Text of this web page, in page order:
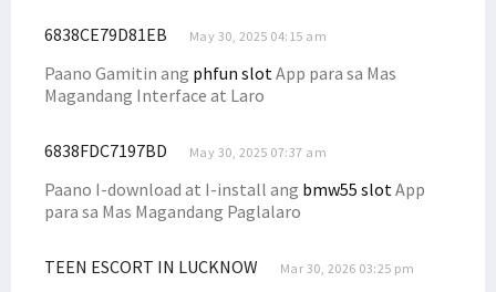
6838CE79D81EB May 30, 2025 04:15 am
Paano Gamitin ang phfun slot App para sa Mas
Magandang Interface at Laro
6838FDC7197BD May 30, 2025 07:37 am
Paano I-download at I-install ang bmw55 slot App
para sa Mas Magandang Paglalaro
TEEN ESCORT IN LUCKNOW Mar 30, 2026 03:25 pm